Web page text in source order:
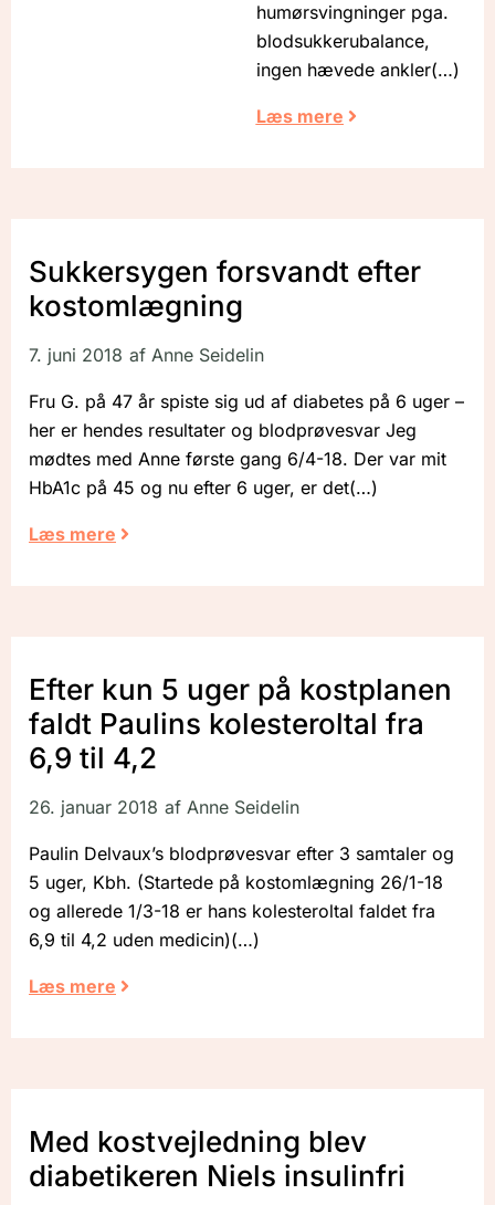
humørsvingninger pga.
blodsukkerubalance,
ingen hævede ankler
Læs mere
Sukkersygen forsvandt efter
kostomlægning
7. juni 2018 af Anne Seidelin
Fru G. på 47 år spiste sig ud af diabetes på 6 uger –
her er hendes resultater og blodprøvesvar Jeg
mødtes med Anne første gang 6/4-18. Der var mit
HbA1c på 45 og nu efter 6 uger, er det
Læs mere
Efter kun 5 uger på kostplanen
faldt Paulins kolesteroltal fra
6,9 til 4,2
26. januar 2018 af Anne Seidelin
Paulin Delvaux’s blodprøvesvar efter 3 samtaler og
5 uger, Kbh. (Startede på kostomlægning 26/1-18
og allerede 1/3-18 er hans kolesteroltal faldet fra
6,9 til 4,2 uden medicin)
Læs mere
Med kostvejledning blev
diabetikeren Niels insulinfri